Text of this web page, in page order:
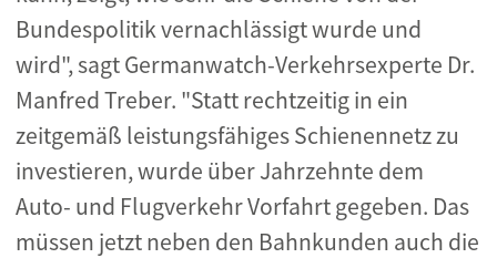
Bundespolitik vernachlässigt wurde und
wird", sagt Germanwatch-Verkehrsexperte Dr.
Manfred Treber. "Statt rechtzeitig in ein
zeitgemäß leistungsfähiges Schienennetz zu
investieren, wurde über Jahrzehnte dem
Auto- und Flugverkehr Vorfahrt gegeben. Das
müssen jetzt neben den Bahnkunden auch die